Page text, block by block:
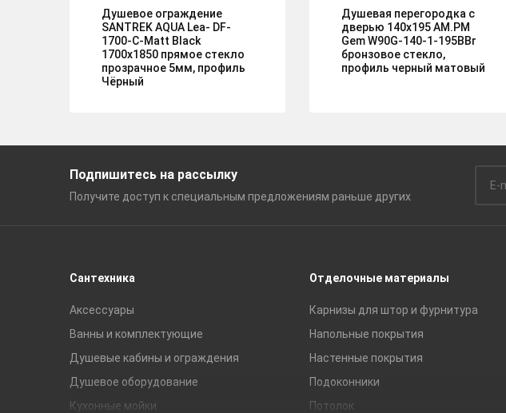
Душевое ограждение
SANTREK AQUA Lea- DF-
1700-C-Matt Black
1700х1850 прямое стекло
прозрачное 5мм, профиль
Чёрный
Душевая перегородка с
дверью 140x195 AM.PM
Gem W90G-140-1-195BBr
бронзовое стекло,
профиль черный матовый
Подпишитесь на рассылку
Получите доступ к специальным предложениям раньше других
Сантехника
Аксессуары
Ванны и комплектующие
Душевые кабины и ограждения
Душевое оборудование
Кухонные мойки
Отделочные материалы
Карнизы для штор и фурнитура
Напольные покрытия
Настенные покрытия
Подоконники
Потолок